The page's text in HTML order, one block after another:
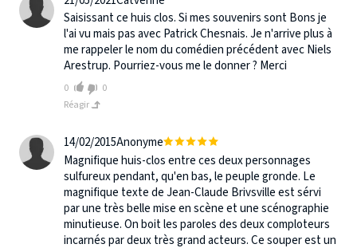
Saisissant ce huis clos. Si mes souvenirs sont Bons je
l'ai vu mais pas avec Patrick Chesnais. Je n'arrive plus à
me rappeler le nom du comédien précédent avec Niels
Arestrup. Pourriez-vous me le donner ? Merci
0
0
Réagir
14/02/2015Anonyme
Magnifique huis-clos entre ces deux personnages
sulfureux pendant, qu'en bas, le peuple gronde. Le
magnifique texte de Jean-Claude Brivsville est sérvi
par une très belle mise en scène et une scénographie
minutieuse. On boit les paroles des deux comploteurs
incarnés par deux très grand acteurs. Ce souper est un